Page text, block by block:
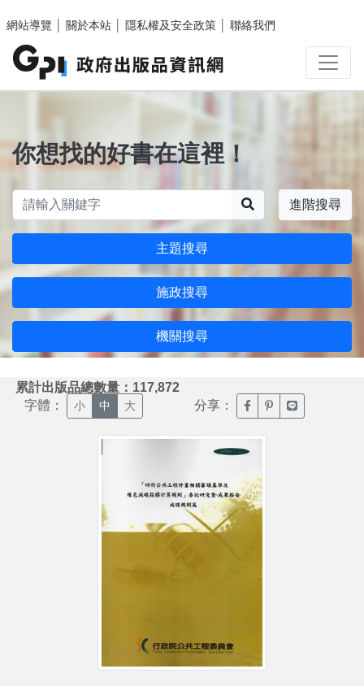
網站導覽
關於本站 隱私權及安全政策 聯絡我們
你想找的好書在這裡！
進階搜尋
主題搜尋
施政搜尋
機關搜尋
累計出版品總數量：117,872
字體： 小 中 大 分享： 臉書分享(另開新視窗)
噗浪分享(另開新
Line分享(另